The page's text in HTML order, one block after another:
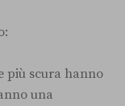
più scura hanno
una